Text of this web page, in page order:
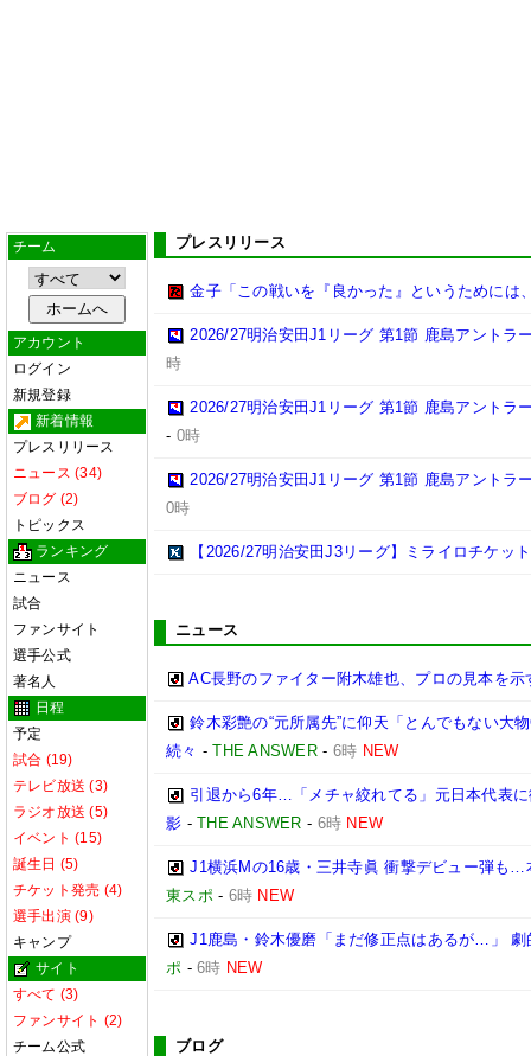
チーム
アカウント
ログイン
新規登録
新着情報
プレスリリース
ニュース (34)
ブログ (2)
トピックス
ランキング
ニュース
試合
ファンサイト
選手公式
著名人
日程
予定
試合 (19)
テレビ放送 (3)
ラジオ放送 (5)
イベント (15)
誕生日 (5)
チケット発売 (4)
選手出演 (9)
キャンプ
サイト
すべて (3)
ファンサイト (2)
チーム公式
プレスリリース
金子「この戦いを『良かった』というためには
2026/27明治安田J1リーグ 第1節 鹿島アントラ
時
2026/27明治安田J1リーグ 第1節 鹿島アントラ
- 0時
2026/27明治安田J1リーグ 第1節 鹿島アントラ
0時
【2026/27明治安田J3リーグ】ミライロチケッ
ニュース
AC長野のファイター附木雄也、プロの見本を示
鈴木彩艶の“元所属先”に仰天「とんでもない大
続々 -THE ANSWER - 6時 NEW
引退から6年…「メチャ絞れてる」元日本代表
影 -THE ANSWER - 6時 NEW
J1横浜Mの16歳・三井寺眞 衝撃デビュー弾も
東スポ- 6時 NEW
J1鹿島・鈴木優磨「まだ修正点はあるが…」
ポ -6時 NEW
ブログ